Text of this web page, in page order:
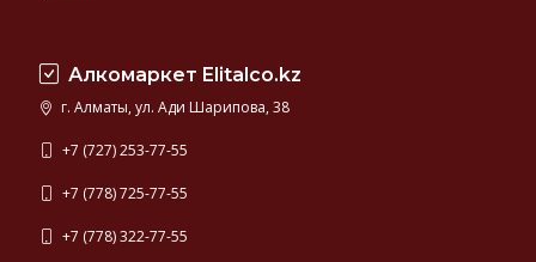
Алкомаркет Elitalco.kz
г. Алматы, ул. Ади Шарипова, 38
+7 (727) 253-77-55
+7 (778) 725-77-55
+7 (778) 322-77-55